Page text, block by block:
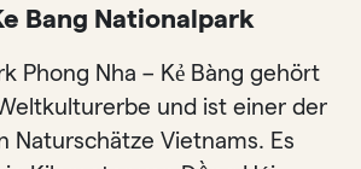
Bang Nationalpark
Phong Nha – Kẻ Bàng gehört
und ist einer der
Naturschätze Vietnams. Es